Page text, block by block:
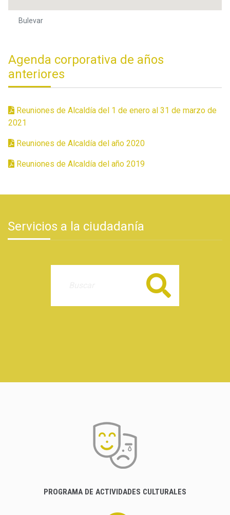
Bulevar
Agenda corporativa de años
anteriores
Reuniones de Alcaldía del 1 de enero al 31 de marzo de
2021
Reuniones de Alcaldía del año 2020
Reuniones de Alcaldía del año 2019
Servicios a la ciudadanía
Buscar
PROGRAMA DE ACTIVIDADES CULTURALES